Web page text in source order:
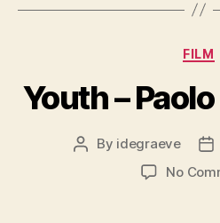
FILM
Youth –
Post
By idegraeve
No